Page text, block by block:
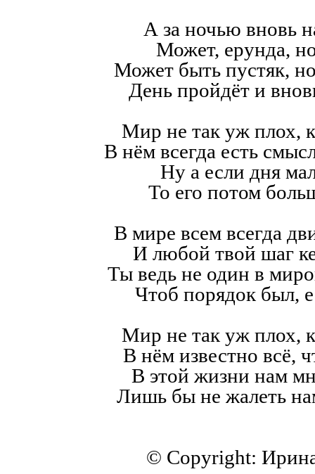
А за ночью вновь
Может, ерунда,
Может быть пустяк,
День пройдёт и
Мир не так уж плох,
В нём всегда есть
Ну а если дня
То его потом
В мире всем всегда
И любой твой шаг
Ты ведь не один в
Чтоб порядок был,
Мир не так уж плох,
В нём известно всё,
В этой жизни нам
Лишь бы не жалеть
© Copyright: